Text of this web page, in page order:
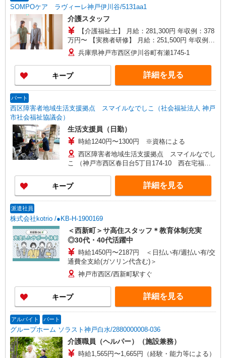
SOMPOケア ラヴィーレ神戸伊川谷/5131aa1
介護スタッフ
【介護福祉士】 月給：281,300円 年収例：378
万円〜 【実務者研修】 月給：251,500円 年収例：
340万円〜 【初任者研修・無資格】 月給：
239,700円 年収例：324万円〜 ※職務手当、働き
がい向上手当、日祝手当（月平均2回分）、夜勤手
当（月平均5回分）等、毎月平均的に支払われる手
当を含みます。 ※介護福祉士のみ、特別職務手当
分〜） ◎賞与 基本給2.08ヶ月分/年支給
兵庫県神戸市西区伊川谷町有瀬1745-1
キープ 詳細を見る
パート
西区障害者地域生活支援拠点 スマイルなでしこ（社会福祉法人 神戸
市社会福祉協議会）
生活支援員（日勤）
時給1240円〜1300円 ※資格による
西区障害者地域生活支援拠点 スマイルなでし
こ （神戸市西区春日台5丁目174-10 西在宅福祉
キープ 詳細を見る
派遣社員
株式会社kotrio /●KB-H-1900169
＜西新町＞サ高住スタッフ＊教育体制充実
◎30代・40代活躍中
時給1450円〜2187円 ＜日払い有/週払い有/交
通費全支給(ガソリン代含む)＞
神戸市西区/西新町駅すぐ
キープ 詳細を見る
アルバイト パート
グループホーム ソラスト神戸白水/2880000008-036
介護職員（ヘルパー）（施設兼務）
時給1,565円〜1,665円（経験・能力等による）